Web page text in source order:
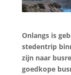
Onlangs is
stedentrip
zijn naar
goedkope